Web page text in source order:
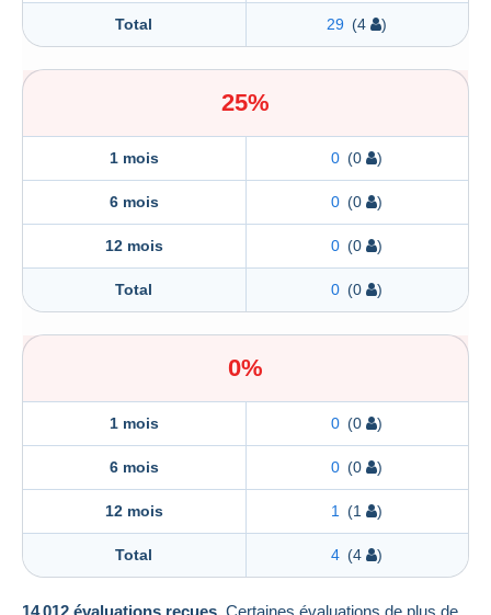
Total 29 (4 )
25%
1 mois 0 (0 )
6 mois 0 (0 )
12 mois 0 (0 )
Total 0 (0 )
0%
1 mois 0 (0 )
6 mois 0 (0 )
12 mois 1 (1 )
Total 4 (4 )
14 012 évaluations reçues. Certaines évaluations de plus de